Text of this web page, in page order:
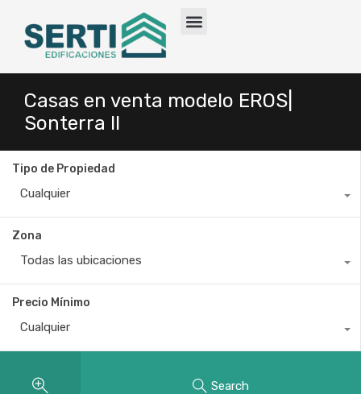
Casas en venta modelo EROS|
Sonterra ll
Tipo de Propiedad
Cualquier
Zona
Todas las ubicaciones
Precio Mínimo
Cualquier
Search